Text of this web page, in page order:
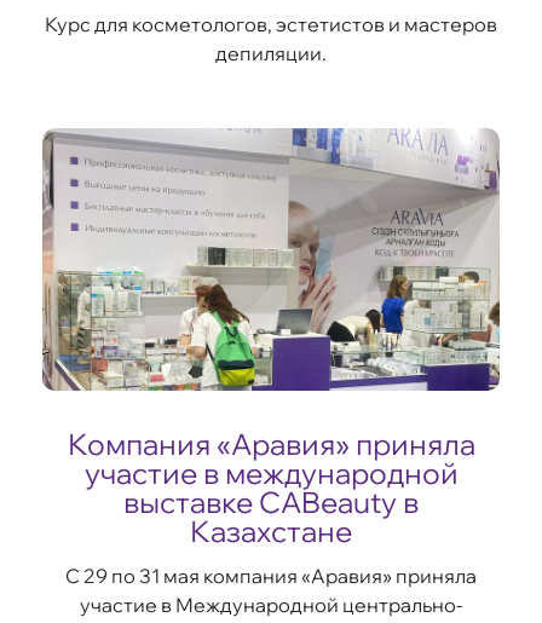
Курс для косметологов, эстетистов и мастеров
депиляции.
Компания «Аравия» приняла
участие в международной
выставке CABeauty в
Казахстане
С 29 по 31 мая компания «Аравия» приняла
участие в Международной центрально-